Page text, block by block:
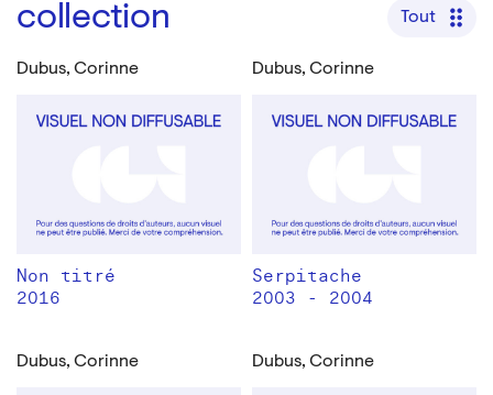
collection
Tout
Dubus, Corinne
Non titré
2016
Dubus, Corinne
Serpitache
2003 - 2004
Dubus, Corinne Dubus, Corinne